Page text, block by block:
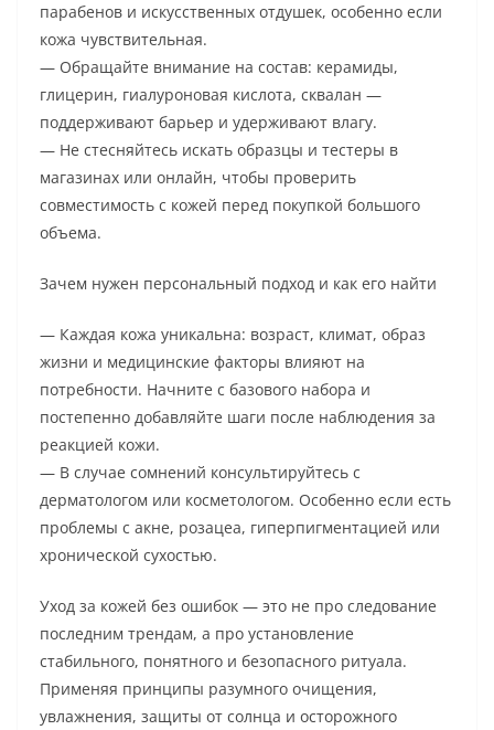
парабенов и искусственных отдушек, особенно если
кожа чувствительная.
— Обращайте внимание на состав: керамиды,
глицерин, гиалуроновая кислота, сквалан —
поддерживают барьер и удерживают влагу.
— Не стесняйтесь искать образцы и тестеры в
магазинах или онлайн, чтобы проверить
совместимость с кожей перед покупкой большого
объема.
Зачем нужен персональный подход и как его найти
— Каждая кожа уникальна: возраст, климат, образ
жизни и медицинские факторы влияют на
потребности. Начните с базового набора и
постепенно добавляйте шаги после наблюдения за
реакцией кожи.
— В случае сомнений консультируйтесь с
дерматологом или косметологом. Особенно если есть
проблемы с акне, розацеа, гиперпигментацией или
хронической сухостью.
Уход за кожей без ошибок — это не про следование
последним трендам, а про установление
стабильного, понятного и безопасного ритуала.
Применяя принципы разумного очищения,
увлажнения, защиты от солнца и осторожного